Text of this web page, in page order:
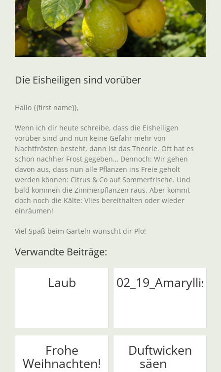
Die Eisheiligen sind vorüber
Hallo {{first name}},
Wenn ich dir heute schreibe, dass die Eisheiligen
vorüber sind und nun keine Gefahr mehr von
Nachtfrösten besteht, dann ist das Theorie. Oft hat es
schon nachher Frost gegeben… Dennoch: Wir gehen
davon aus, dass nun alle Pflanzen ins Freie geholt
werden können: Citrus & Co auf Sommerfrische. Und
bald kommen die Zimmerpflanzen raus. Aber kommt
doch noch die Kälte: Vlies bereithalten oder wieder
einräumen!
Viel Spaß beim Garteln wünscht dir Plo!
Verwandte Beiträge:
Laub 02_19_Amaryllis
Frohe
Weihnachten!
Duftwicken
säen